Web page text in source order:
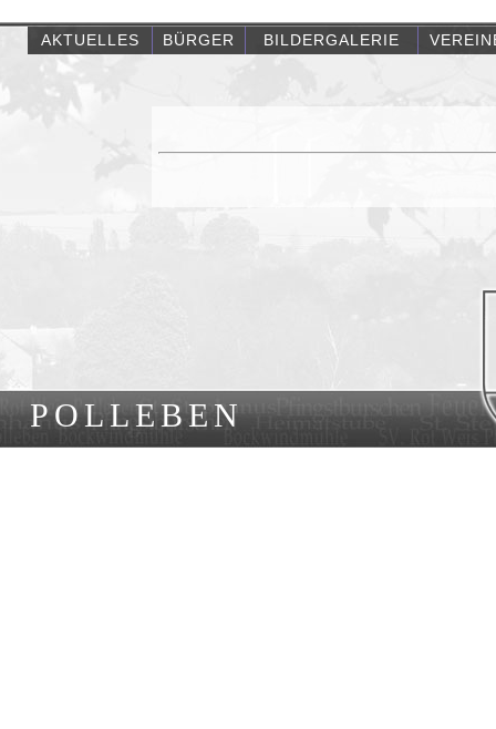
POLLEBEN
AKTUELLES BÜRGER BILDERGALERIE